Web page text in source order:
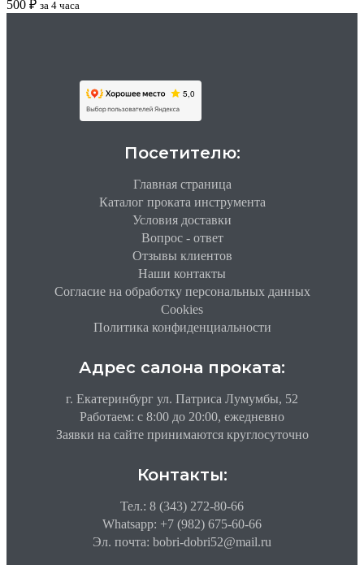
500 ₽ за 4 часа
Посетителю:
Главная страница
Каталог проката инструмента
Условия доставки
Вопрос - ответ
Отзывы клиентов
Наши контакты
Согласие на обработку персональных данных
Cookies
Политика конфиденциальности
Адрес салона проката:
г. Екатеринбург ул. Патриса Лумумбы, 52
Работаем: c 8:00 до 20:00, ежедневно
Заявки на сайте принимаются круглосуточно
Контакты:
Тел.: 8 (343) 272-80-66
Whatsapp: +7 (982) 675-60-66
Эл. почта: bobri-dobri52@mail.ru